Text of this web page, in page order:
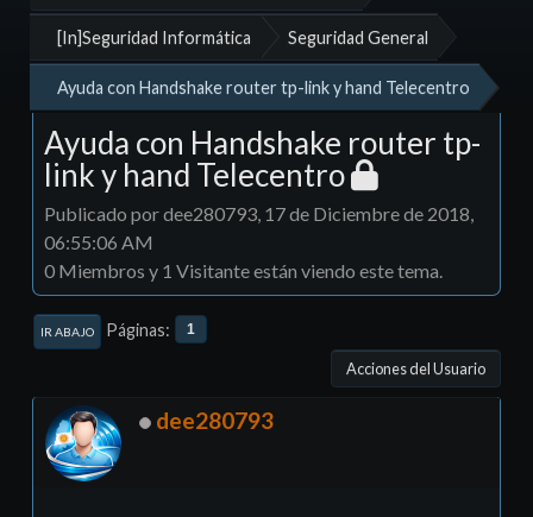
[In]Seguridad Informática Seguridad General
Ayuda con Handshake router tp-link y hand Telecentro
Ayuda con Handshake router tp-
link y hand Telecentro
Publicado por dee280793, 17 de Diciembre de 2018,
06:55:06 AM
0 Miembros y 1 Visitante están viendo este tema.
IR ABAJO Páginas 1
Acciones del Usuario
dee280793